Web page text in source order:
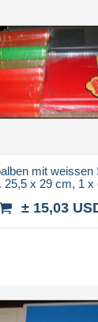
mit weissen
25,5 x 29 cm, 1 x
± 15,03